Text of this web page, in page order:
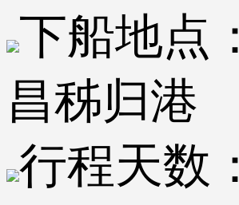
下船地点：
昌秭归港
行程天数：